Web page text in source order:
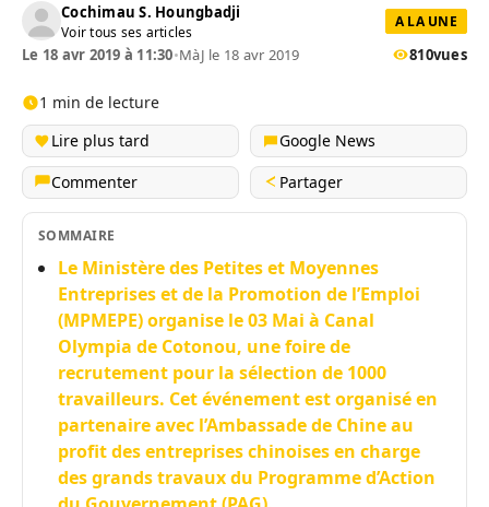
Cochimau S. Houngbadji
Voir tous ses articles
A LA UNE
Le 18 avr 2019 à 11:30•MàJ le 18 avr 2019 810vues
1 min de lecture
Lire plus tard
Google News
Commenter
Partager
SOMMAIRE
Le Ministère des Petites et Moyennes
Entreprises et de la Promotion de l’Emploi
(MPMEPE) organise le 03 Mai à Canal
Olympia de Cotonou, une foire de
recrutement pour la sélection de 1000
travailleurs. Cet événement est organisé en
partenaire avec l’Ambassade de Chine au
profit des entreprises chinoises en charge
des grands travaux du Programme d’Action